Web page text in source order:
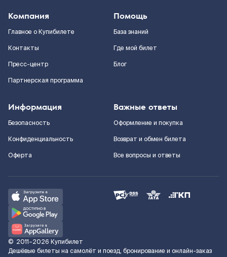
Компания
Главное о Купибилете
Контакты
Пресс-центр
Партнерская программа
Помощь
База знаний
Где мой билет
Блог
Информация
Безопасность
Конфиденциальность
Оферта
Важные ответы
Оформление и покупка
Возврат и обмен билета
Все вопросы и ответы
© 2011–2026 Купибилет
Дешёвые билеты на самолёт и поезд, бронирование и онлайн-заказ